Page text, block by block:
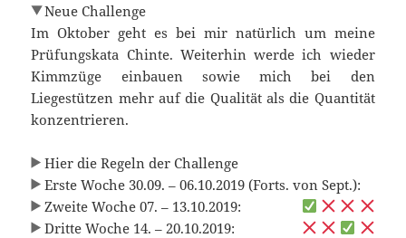
Neue Challenge
Im Oktober geht es bei mir natürlich um meine
Prüfungskata Chinte. Weiterhin werde ich wieder
Kimmzüge einbauen sowie mich bei den
Liegestützen mehr auf die Qualität als die Quantität
konzentrieren.
Hier die Regeln der Challenge
Erste Woche 30.09. – 06.10.2019 (Forts. von Sept.):
Zweite Woche 07. – 13.10.2019:
Dritte Woche 14. – 20.10.2019: